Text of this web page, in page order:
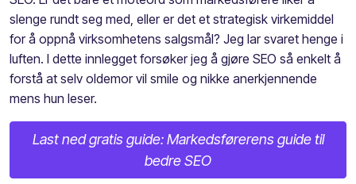
slenge rundt seg med, eller er det et strategisk virkemiddel
for å oppnå virksomhetens salgsmål? Jeg lar svaret henge i
luften. I dette innlegget forsøker jeg å gjøre SEO så enkelt å
forstå at selv oldemor vil smile og nikke anerkjennende
mens hun leser.
Last ned gratis guide: Markedsførerens guide til
bedre SEO